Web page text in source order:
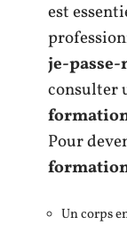
est
je-
consulter
Pour
Un corps